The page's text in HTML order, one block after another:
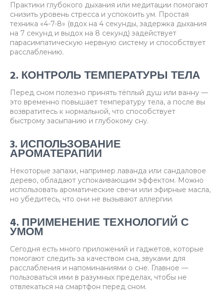
Практики глубокого дыхания или медитации помогают
снизить уровень стресса и успокоить ум. Простая
техника «4-7-8» (вдох на 4 секунды, задержка дыхания
на 7 секунд и выдох на 8 секунд) задействует
парасимпатическую нервную систему и способствует
расслаблению.
2. КОНТРОЛЬ ТЕМПЕРАТУРЫ ТЕЛА
Перед сном полезно принять тёплый душ или ванну —
это временно повышает температуру тела, а после вы
возвратитесь к нормальной, что способствует
быстрому засыпанию и глубокому сну.
3. ИСПОЛЬЗОВАНИЕ
АРОМАТЕРАПИИ
Некоторые запахи, например лаванда или сандаловое
дерево, обладают успокаивающим эффектом. Можно
использовать ароматические свечи или эфирные масла,
но убедитесь, что они не вызывают аллергии.
4. ПРИМЕНЕНИЕ ТЕХНОЛОГИЙ С
УМОМ
Сегодня есть много приложений и гаджетов, которые
помогают следить за качеством сна, звуками для
расслабления и напоминаниями о сне. Главное —
пользоваться ими в разумных пределах, чтобы не
отвлекаться на смартфон перед сном.